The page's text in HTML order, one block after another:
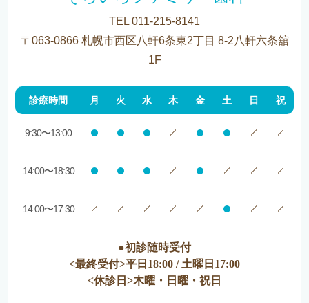
TEL 011-215-8141
〒063-0866 札幌市西区八軒6条東2丁目 8-2八軒六条舘
1F
診療時間 月 火 水 木 金 土 日 祝
9:30〜13:00
14:00〜18:30
14:00〜17:30
●初診随時受付
<最終受付>平日18:00 / 土曜日17:00
<休診日>木曜・日曜・祝日